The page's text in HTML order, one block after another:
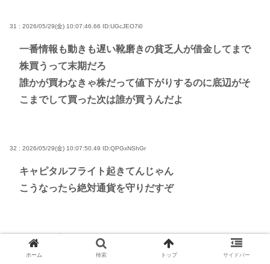
31 : 2026/05/29(金) 10:07:46.66 ID:UGcJEO7i0
一番情報も動きも遅い靴磨きの貧乏人が借金してまで
株買うって末期だろ
誰かが買わなきゃ株だって値下がりするのに底辺がそ
こまでして買った次は誰が買うんだよ
32 : 2026/05/29(金) 10:07:50.49 ID:QPGxNShGr
キャピタルフライト起きてんじゃん
こうなったら絶対通貨を守りだすぞ
靴磨いてる場合じゃねー！
ホーム 検索 トップ サイドバー